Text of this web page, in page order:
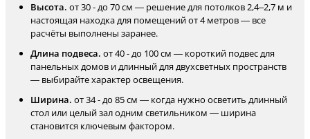
Высота. от 30 - до 70 см — решение для потолков 2,4–2,7 м и
настоящая находка для помещений от 4 метров — все
расчёты выполнены заранее.
Длина подвеса. от 40 - до 100 см — короткий подвес для
панельных домов и длинный для двухсветных пространств
— выбирайте характер освещения.
Ширина. от 34 - до 85 см — когда нужно осветить длинный
стол или целый зал одним светильником — ширина
становится ключевым фактором.